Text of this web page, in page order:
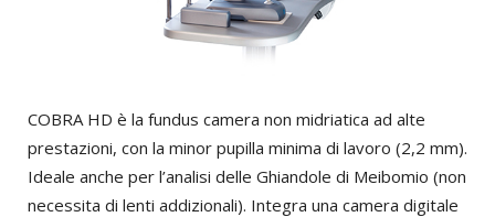
COBRA HD è la fundus camera non midriatica ad alte
prestazioni, con la minor pupilla minima di lavoro (2,2 mm).
Ideale anche per l’analisi delle Ghiandole di Meibomio (non
necessita di lenti addizionali). Integra una camera digitale